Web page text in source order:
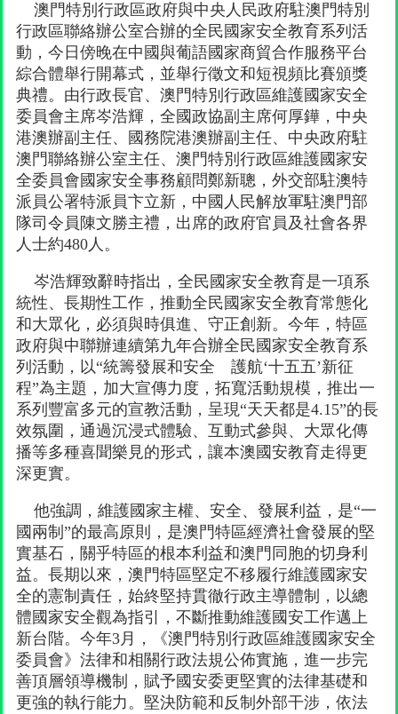
澳門特別行政區政府與中央人民政府駐澳門特別
行政區聯絡辦公室合辦的全民國家安全教育系列活
動，今日傍晚在中國與葡語國家商貿合作服務平台
綜合體舉行開幕式，並舉行徵文和短視頻比賽頒獎
典禮。由行政長官、澳門特別行政區維護國家安全
委員會主席岑浩輝，全國政協副主席何厚鏵，中央
港澳辦副主任、國務院港澳辦副主任、中央政府駐
澳門聯絡辦公室主任、澳門特別行政區維護國家安
全委員會國家安全事務顧問鄭新聰，外交部駐澳特
派員公署特派員卞立新，中國人民解放軍駐澳門部
隊司令員陳文勝主禮，出席的政府官員及社會各界
人士約480人。
岑浩輝致辭時指出，全民國家安全教育是一項系
統性、長期性工作，推動全民國家安全教育常態化
和大眾化，必須與時俱進、守正創新。今年，特區
政府與中聯辦連續第九年合辦全民國家安全教育系
列活動，以“統籌發展和安全 護航‘十五五’新征
程”為主題，加大宣傳力度，拓寬活動規模，推出一
系列豐富多元的宣教活動，呈現“天天都是4.15”的長
效氛圍，通過沉浸式體驗、互動式參與、大眾化傳
播等多種喜聞樂見的形式，讓本澳國安教育走得更
深更實。
他強調，維護國家主權、安全、發展利益，是“一
國兩制”的最高原則，是澳門特區經濟社會發展的堅
實基石，關乎特區的根本利益和澳門同胞的切身利
益。長期以來，澳門特區堅定不移履行維護國家安
全的憲制責任，始終堅持貫徹行政主導體制，以總
體國家安全觀為指引，不斷推動維護國安工作邁上
新台階。今年3月，《澳門特別行政區維護國家安全
委員會》法律和相關行政法規公佈實施，進一步完
善頂層領導機制，賦予國安委更堅實的法律基礎和
更強的執行能力。堅決防範和反制外部干涉，依法